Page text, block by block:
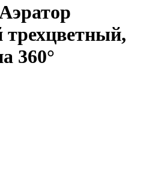
трехцветный,
360°